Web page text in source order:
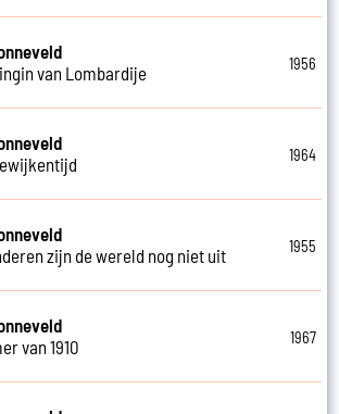
van Lombardije
1956
1964
zijn de wereld nog niet uit
1955
van 1910
1967